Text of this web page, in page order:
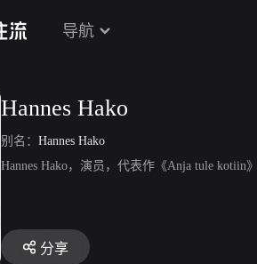
导航
Hannes Hako
别名： Hannes Hako
Hannes Hako，演员，代表作《Anja tule kotiin
分享